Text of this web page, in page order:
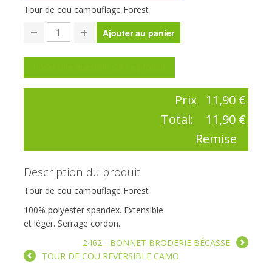
Tour de cou camouflage Forest
Prix 11,90 €
Total:
11,90 €
Remise
Description du produit
Tour de cou camouflage Forest
100% polyester spandex. Extensible
et léger. Serrage cordon.
2462 - BONNET BRODERIE BÉCASSE
TOUR DE COU REVERSIBLE CAMO